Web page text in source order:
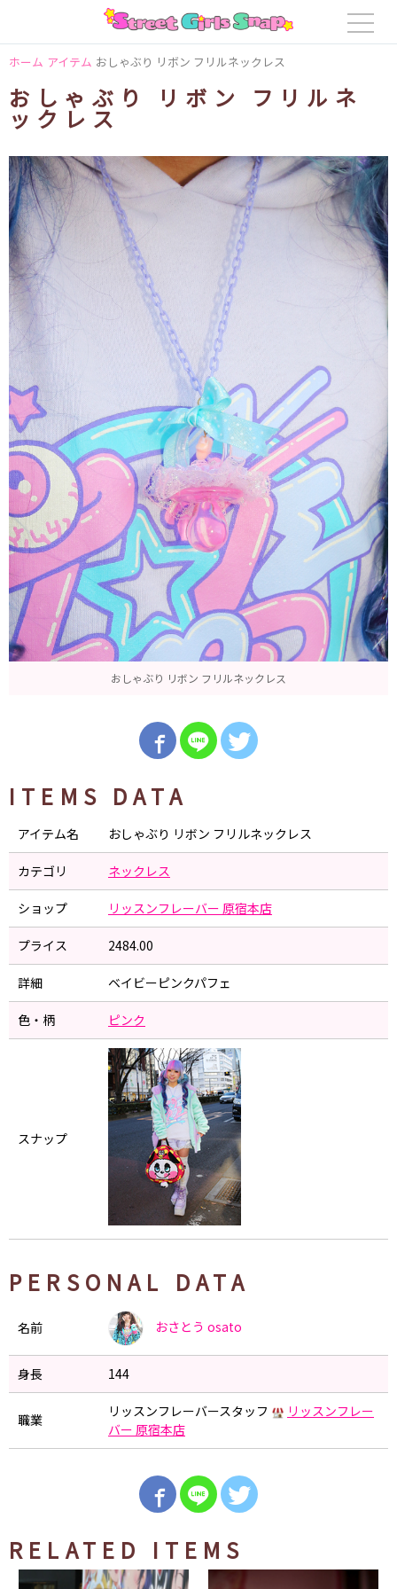
ホーム アイテム おしゃぶり リボン フリルネックレス
おしゃぶり リボン フリルネ
ックレス
おしゃぶり リボン フリルネックレス
ITEMS DATA
アイテム名 おしゃぶり リボン フリルネックレス
カテゴリ ネックレス
ショップ リッスンフレーバー 原宿本店
プライス 2484.00
詳細 ベイビーピンクパフェ
色・柄 ピンク
スナップ
PERSONAL DATA
名前 おさとう osato
身長 144
職業 リッスンフレーバースタッフ
リッスンフレー
バー 原宿本店
RELATED ITEMS